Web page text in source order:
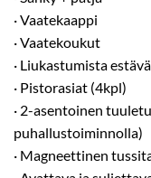
· Vaatekaappi
· Vaatekoukut
· Liukastumista
· Pistorasiat (4kpl)
· 2-asentoinen
puhallustoiminnolla)
· Magneettinen